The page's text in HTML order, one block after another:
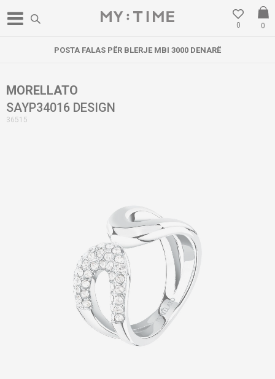
0
0
POSTA FALAS PËR BLERJE MBI 3000 DENARË
MORELLATO
SAYP34016 DESIGN
36515